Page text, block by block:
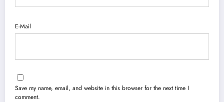
E-Mail
Save my name, email, and website in this browser for the next time I
comment.